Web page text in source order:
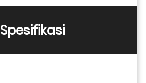
Spesifikasi